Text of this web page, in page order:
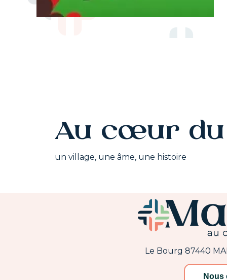
Au cœur du
un village, une âme, une histoire
Le Bourg 87440
Nous